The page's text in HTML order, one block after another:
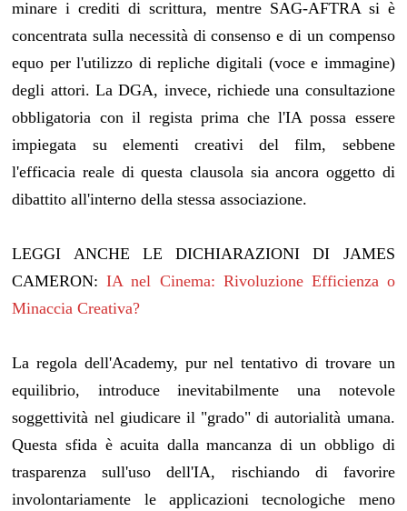
minare i crediti di scrittura, mentre SAG-AFTRA si è
concentrata sulla necessità di consenso e di un compenso
equo per l'utilizzo di repliche digitali (voce e immagine)
degli attori. La DGA, invece, richiede una consultazione
obbligatoria con il regista prima che l'IA possa essere
impiegata su elementi creativi del film, sebbene
l'efficacia reale di questa clausola sia ancora oggetto di
dibattito all'interno della stessa associazione.
LEGGI ANCHE LE DICHIARAZIONI DI JAMES
CAMERON:IA nel Cinema: Rivoluzione Efficienza o
Minaccia Creativa?
La regola dell'Academy, pur nel tentativo di trovare un
equilibrio, introduce inevitabilmente una notevole
soggettività nel giudicare il "grado" di autorialità umana.
Questa sfida è acuita dalla mancanza di un obbligo di
trasparenza sull'uso dell'IA, rischiando di favorire
involontariamente le applicazioni tecnologiche meno